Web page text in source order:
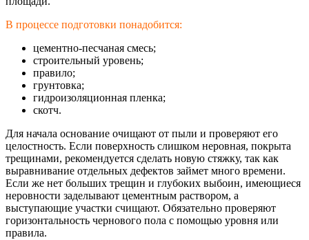
В процессе подготовки понадобится:
цементно-песчаная смесь;
строительный уровень;
правило;
грунтовка;
гидроизоляционная пленка;
скотч.
Для начала основание очищают от пыли и проверяют его
целостность. Если поверхность слишком неровная, покрыта
трещинами, рекомендуется сделать новую стяжку, так как
выравнивание отдельных дефектов займет много времени.
Если же нет больших трещин и глубоких выбоин, имеющиеся
неровности заделывают цементным раствором, а
выступающие участки счищают. Обязательно проверяют
горизонтальность чернового пола с помощью уровня или
правила.